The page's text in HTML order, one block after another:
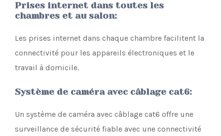
Prises internet dans toutes les
chambres et au salon:
Les prises internet dans chaque chambre facilitent la
connectivité pour les appareils électroniques et le
travail à domicile.
Système de caméra avec câblage cat6:
Un système de caméra avec câblage cat6 offre une
surveillance de sécurité fiable avec une connectivité